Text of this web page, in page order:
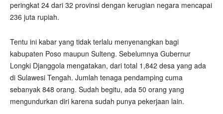
peringkat 24 dari 32 provinsi dengan kerugian negara mencapai
236 juta rupiah.
Tentu ini kabar yang tidak terlalu menyenangkan bagi
kabupaten Poso maupun Sulteng. Sebelumnya Gubernur
Longki Djanggola mengatakan, dari total 1,842 desa yang ada
di Sulawesi Tengah. Jumlah tenaga pendamping cuma
sebanyak 848 orang. Sudah begitu, ada 50 orang yang
mengundurkan diri karena sudah punya pekerjaan lain.